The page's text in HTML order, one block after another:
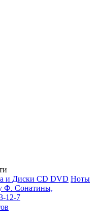
и Диски CD DVD Ноты
Ф. Сонатины,
12-7